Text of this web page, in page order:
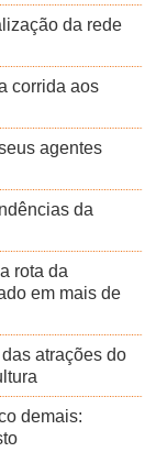
da rede
corrida aos
agentes
da
rota da
em mais de
atrações do
demais: